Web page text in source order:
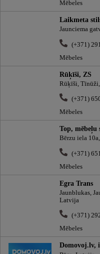
Mēbeles
Laikmeta
Jaunciema
(+371)
Mēbeles
Rūķīši, ZS
Rūķīši, Tīnūži,
(+371)
Mēbeles
Top, mēbeļu
Bērzu iela
(+371)
Mēbeles
Egra Trans
Jaunblukas,
Latvija
(+371)
Mēbeles
Domovoj.lv,